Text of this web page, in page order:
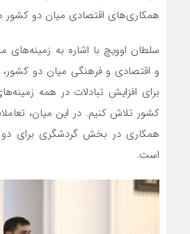
همکاری‌های اقتصادی میان دو کشور
سلطان اوویچ با اشاره به
و اقتصادی و فرهنگی میان دو
برای افزایش تبادلات در همه
کشور تلاش کنیم. در این میان،
همکاری در بخش گردشگری برای دو
است.